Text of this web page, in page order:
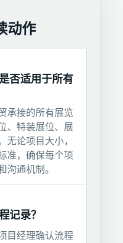
动作
否适用于所有
承接的所有展览
、特装展位、展
无论项目大小，
准，确保每个项
沟通机制。
记录？
目经理确认流程